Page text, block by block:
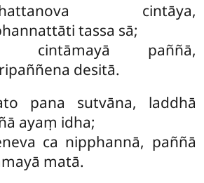
cintāya,
tassa sā;
cintāmayā paññā,
desitā.
pana sutvāna, laddhā
ayaṃ idha;
ca nipphannā, paññā
matā.